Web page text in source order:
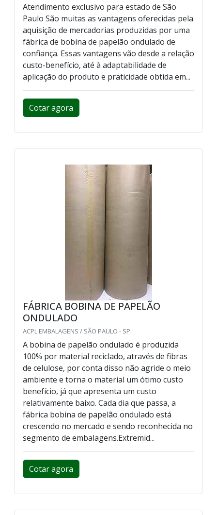
Atendimento exclusivo para estado de São
Paulo São muitas as vantagens oferecidas pela
aquisição de mercadorias produzidas por uma
fábrica de bobina de papelão ondulado de
confiança. Essas vantagens vão desde a relação
custo-benefício, até à adaptabilidade de
aplicação do produto e praticidade obtida em...
Cotar agora
FÁBRICA BOBINA DE PAPELÃO
ONDULADO
ACPL EMBALAGENS / SÃO PAULO - SP
A bobina de papelão ondulado é produzida
100% por material reciclado, através de fibras
de celulose, por conta disso não agride o meio
ambiente e torna o material um ótimo custo
benefício, já que apresenta um custo
relativamente baixo. Cada dia que passa, a
fábrica bobina de papelão ondulado está
crescendo no mercado e sendo reconhecida no
segmento de embalagens.Extremid...
Cotar agora